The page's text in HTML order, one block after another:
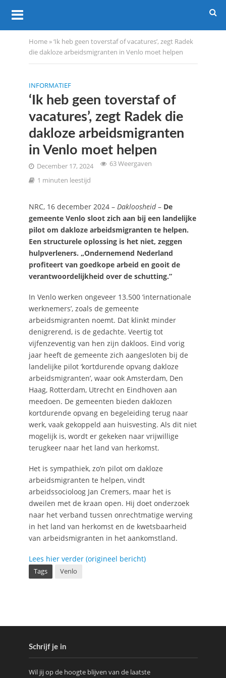
Home»‘Ik heb geen toverstaf of vacatures’, zegt Radek
die dakloze arbeidsmigranten in Venlo moet helpen
INFORMATIEF
‘Ik heb geen toverstaf of
vacatures’, zegt Radek die
dakloze arbeidsmigranten
in Venlo moet helpen
December 17, 2024
63 Weergaven
1 minuten leestijd
NRC, 16 december 2024 – Dakloosheid– De
gemeente Venlo sloot zich aan bij een landelijke
pilot om dakloze arbeidsmigranten te helpen.
Een structurele oplossing is het niet, zeggen
hulpverleners. „Ondernemend Nederland
profiteert van goedkope arbeid en gooit de
verantwoordelijkheid over de schutting.”
In Venlo werken ongeveer 13.500 ‘internationale
werknemers’, zoals de gemeente
arbeidsmigranten noemt. Dat klinkt minder
denigrerend, is de gedachte. Veertig tot
vijfenzeventig van hen zijn dakloos. Eind vorig
jaar heeft de gemeente zich aangesloten bij de
landelijke pilot ‘kortdurende opvang dakloze
arbeidsmigranten’, waar ook Amsterdam, Den
Haag, Rotterdam, Utrecht en Eindhoven aan
meedoen. De gemeenten bieden daklozen
kortdurende opvang en begeleiding terug naar
werk, vaak gekoppeld aan huisvesting. Als dit niet
mogelijk is, wordt er gekeken naar vrijwillige
terugkeer naar het land van herkomst.
Het is sympathiek, zo’n pilot om dakloze
arbeidsmigranten te helpen, vindt
arbeidssocioloog Jan Cremers, maar het is
dweilen met de kraan open. Hij doet onderzoek
naar het verband tussen onrechtmatige werving
in het land van herkomst en de kwetsbaarheid
van arbeidsmigranten in het aankomstland.
Lees hier verder (origineel bericht)
Tags Venlo
Schrijf je in
Wil jij op de hoogte blijven van de laatste